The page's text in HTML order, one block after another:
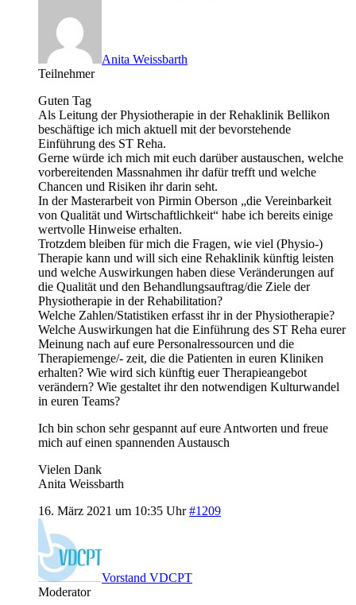
Anita Weissbarth
Teilnehmer
Guten Tag
Als Leitung der Physiotherapie in der Rehaklinik Bellikon
beschäftige ich mich aktuell mit der bevorstehende
Einführung des ST Reha.
Gerne würde ich mich mit euch darüber austauschen, welche
vorbereitenden Massnahmen ihr dafür trefft und welche
Chancen und Risiken ihr darin seht.
In der Masterarbeit von Pirmin Oberson „die Vereinbarkeit
von Qualität und Wirtschaftlichkeit“ habe ich bereits einige
wertvolle Hinweise erhalten.
Trotzdem bleiben für mich die Fragen, wie viel (Physio-)
Therapie kann und will sich eine Rehaklinik künftig leisten
und welche Auswirkungen haben diese Veränderungen auf
die Qualität und den Behandlungsauftrag/die Ziele der
Physiotherapie in der Rehabilitation?
Welche Zahlen/Statistiken erfasst ihr in der Physiotherapie?
Welche Auswirkungen hat die Einführung des ST Reha eurer
Meinung nach auf eure Personalressourcen und die
Therapiemenge/- zeit, die die Patienten in euren Kliniken
erhalten? Wie wird sich künftig euer Therapieangebot
verändern? Wie gestaltet ihr den notwendigen Kulturwandel
in euren Teams?
Ich bin schon sehr gespannt auf eure Antworten und freue
mich auf einen spannenden Austausch
Vielen Dank
Anita Weissbarth
16. März 2021 um 10:35 Uhr #1209
Vorstand VDCPT
Moderator